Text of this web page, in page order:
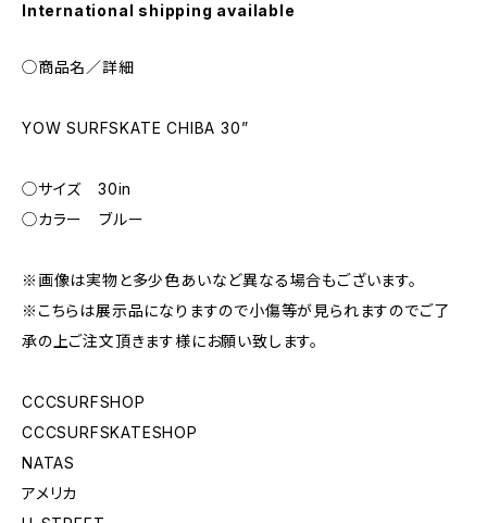
International shipping available
◯商品名／詳細
YOW SURFSKATE CHIBA 30”
◯サイズ 30in
◯カラー ブルー
※画像は実物と多少色あいなど異なる場合もございます。
※こちらは展示品になりますので小傷等が見られますのでご了
承の上ご注文頂きます様にお願い致します。
CCCSURFSHOP
CCCSURFSKATESHOP
NATAS
アメリカ